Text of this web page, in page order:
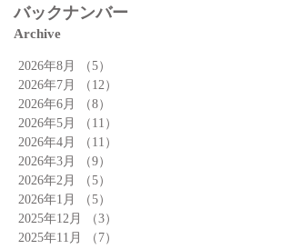
バックナンバー
Archive
2026年8月 （5）
2026年7月
（12）
2026年6月
（8）
2026年5月
（11）
2026年4月
（11）
2026年3月
（9）
2026年2月
（5）
2026年1月
（5）
2025年12月
（3）
2025年11月
（7）